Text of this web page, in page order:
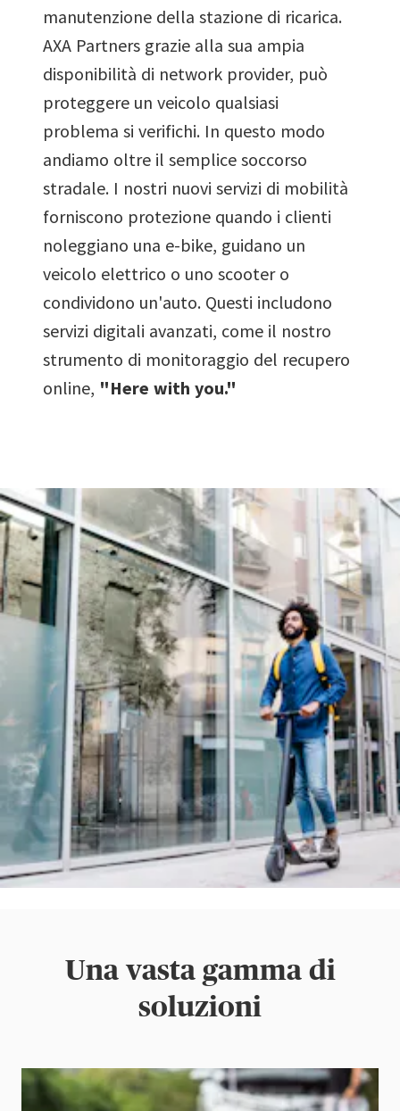
manutenzione della stazione di ricarica.
AXA Partners grazie alla sua ampia
disponibilità di network provider, può
proteggere un veicolo qualsiasi
problema si verifichi. In questo modo
andiamo oltre il semplice soccorso
stradale. I nostri nuovi servizi di mobilità
forniscono protezione quando i clienti
noleggiano una e-bike, guidano un
veicolo elettrico o uno scooter o
condividono un'auto. Questi includono
servizi digitali avanzati, come il nostro
strumento di monitoraggio del recupero
online, "Here with you."
Una vasta gamma di
soluzioni